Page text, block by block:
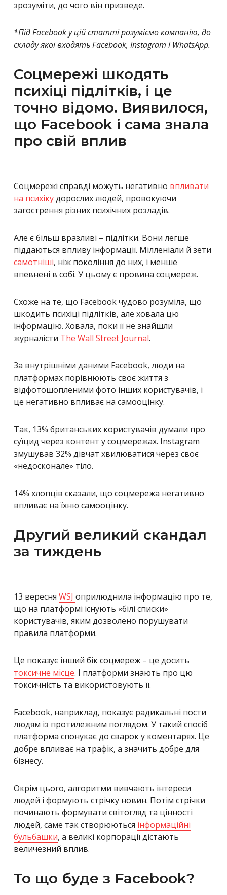
зрозуміти, до чого він призведе.
*Під Facebook у цій статті розуміємо компанію, до
складу якої входять Facebook, Instagram і WhatsApp.
Соцмережі шкодять
психіці підлітків, і це
точно відомо. Виявилося,
що Facebook і сама знала
про свій вплив
Соцмережі справді можуть негативно впливати
на психікудорослих людей, провокуючи
загострення різних психічних розладів.
Але є більш вразливі – підлітки. Вони легше
піддаються впливу інформації. Мілленіали й зети
самотніші, ніж покоління до них, і менше
впевнені в собі. У цьому є провина соцмереж.
Схоже на те, що Facebook чудово розуміла, що
шкодить психіці підлітків, але ховала цю
інформацію. Ховала, поки її не знайшли
журналісти The Wall Street Journal.
За внутрішніми даними Facebook, люди на
платформах порівнюють своє життя з
відфотошопленими фото інших користувачів, і
це негативно впливає на самооцінку.
Так, 13% британських користувачів думали про
суїцид через контент у соцмережах. Instagram
змушував 32% дівчат хвилюватися через своє
«недосконале» тіло.
14% хлопців сказали, що соцмережа негативно
впливає на їхню самооцінку.
Другий великий скандал
за тиждень
13 вересня WSJ оприлюднила інформацію про те,
що на платформі існують «білі списки»
користувачів, яким дозволено порушувати
правила платформи.
Це показує інший бік соцмереж – це досить
токсичне місце. І платформи знають про цю
токсичність та використовують її.
Facebook, наприклад, показує радикальні пости
людям із протилежним поглядом. У такий спосіб
платформа спонукає до сварок у коментарях. Це
добре впливає на трафік, а значить добре для
бізнесу.
Окрім цього, алгоритми вивчають інтереси
людей і формують стрічку новин. Потім стрічки
починають формувати світогляд та цінності
людей, саме так створюються інформаційні
бульбашки, а великі корпорації дістають
величезний вплив.
То що буде з Facebook?